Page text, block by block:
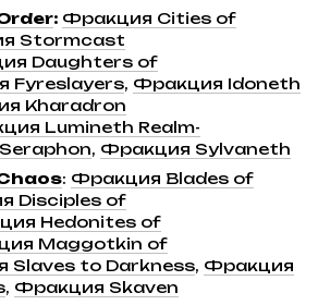
: Фракция Cities of
Stormcast
Daughters of
Fyreslayers, Фракция Idoneth
Kharadron
Lumineth Realm-
, Фракция Sylvaneth
: Фракция Blades of
Disciples of
Hedonites of
Maggotkin of
Slaves to Darkness, Фракция
, Фракция Skaven